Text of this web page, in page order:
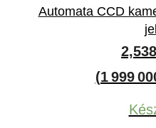
Automata CCD
(1 999